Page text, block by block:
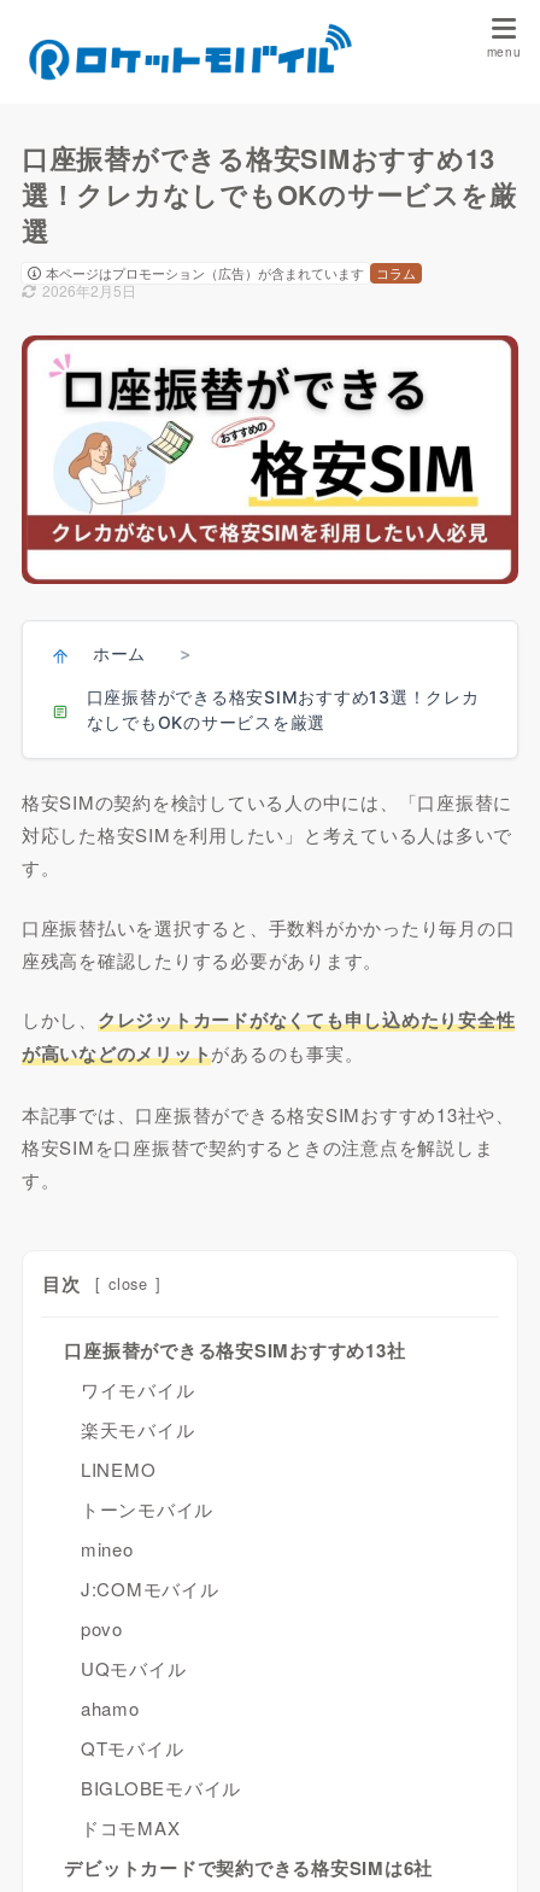
口座振替ができる格安SIMおすすめ13
選！クレカなしでもOKのサービスを厳
選
本ページはプロモーション（広告）が含まれています コラム
2026年2月5日
ホーム >
口座振替ができる格安SIMおすすめ13選！クレカ
なしでもOKのサービスを厳選
格安SIMの契約を検討している人の中には、「口座振替に
対応した格安SIMを利用したい」と考えている人は多いで
す。
口座振替払いを選択すると、手数料がかかったり毎月の口
座残高を確認したりする必要があります。
しかし、 クレジットカードがなくても申し込めたり安全性
が高いなどのメリットがあるのも事実。
本記事では、口座振替ができる格安SIMおすすめ13社や、
格安SIMを口座振替で契約するときの注意点を解説しま
す。
目次 [ close ]
口座振替ができる格安SIMおすすめ13社
ワイモバイル
楽天モバイル
LINEMO
トーンモバイル
mineo
J:COMモバイル
povo
UQモバイル
ahamo
QTモバイル
BIGLOBEモバイル
ドコモMAX
デビットカードで契約できる格安SIMは6社